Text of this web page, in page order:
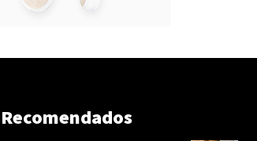
Recomendados